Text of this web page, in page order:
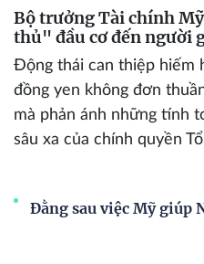
Bộ trưởng Tài chính
thủ" đầu cơ đến người
Động thái can thiệp hiếm
đồng yen không đơn
mà phản ánh những tính
sâu xa của chính quyền
Đằng sau việc Mỹ giúp